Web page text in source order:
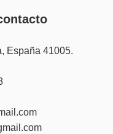
España 41005.